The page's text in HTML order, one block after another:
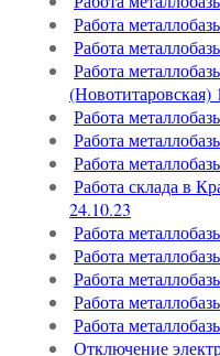
Работа
Работа
Работа
(Новотитаровская)
Работа
Работа
Работа
Работа склада в
24.10.23
Работа
Работа
Работа
Работа
Работа
Отключение